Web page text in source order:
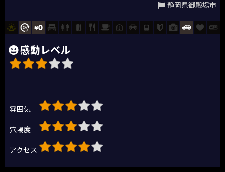
静岡県御殿場市
感動レベル
雰囲気
穴場度
アクセス